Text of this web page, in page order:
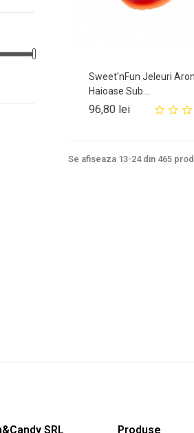
Sweet'nFun Jeleuri
Haioase Sub...
96,80 leiPret
Se afiseaza 13-24 din 465
SRL Produse